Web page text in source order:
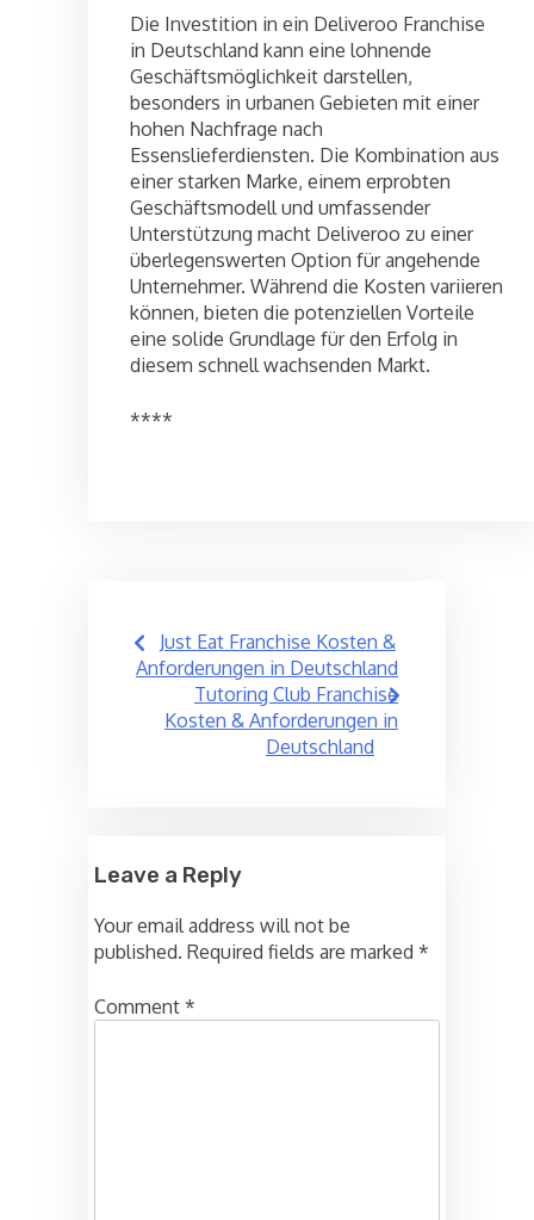
Die Investition in ein Deliveroo Franchise
in Deutschland kann eine lohnende
Geschäftsmöglichkeit darstellen,
besonders in urbanen Gebieten mit einer
hohen Nachfrage nach
Essenslieferdiensten. Die Kombination aus
einer starken Marke, einem erprobten
Geschäftsmodell und umfassender
Unterstützung macht Deliveroo zu einer
überlegenswerten Option für angehende
Unternehmer. Während die Kosten variieren
können, bieten die potenziellen Vorteile
eine solide Grundlage für den Erfolg in
diesem schnell wachsenden Markt.
****
Post
navigation
Just Eat Franchise Kosten &
Anforderungen in Deutschland
Tutoring Club Franchise
Kosten & Anforderungen in
Deutschland
Leave a Reply
Your email address will not be
published. Required fields are marked *
Comment *